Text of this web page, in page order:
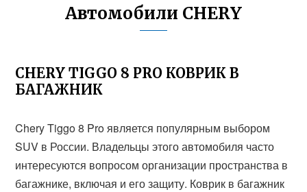
Автомобили CHERY
CHERY TIGGO 8 PRO КОВРИК В
БАГАЖНИК
Chery Tiggo 8 Pro является популярным выбором
SUV в России. Владельцы этого автомобиля часто
интересуются вопросом организации пространства в
багажнике, включая и его защиту. Коврик в багажник